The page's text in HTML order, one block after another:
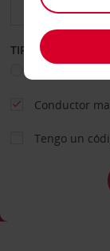
TIPO DE ALQUILER
Conductor
Tengo un